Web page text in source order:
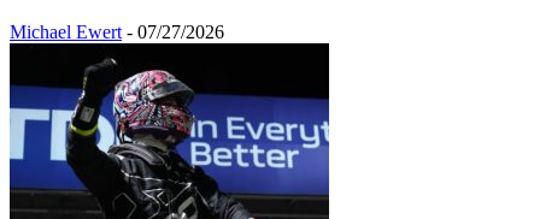
Michael Ewert - 07/27/2026